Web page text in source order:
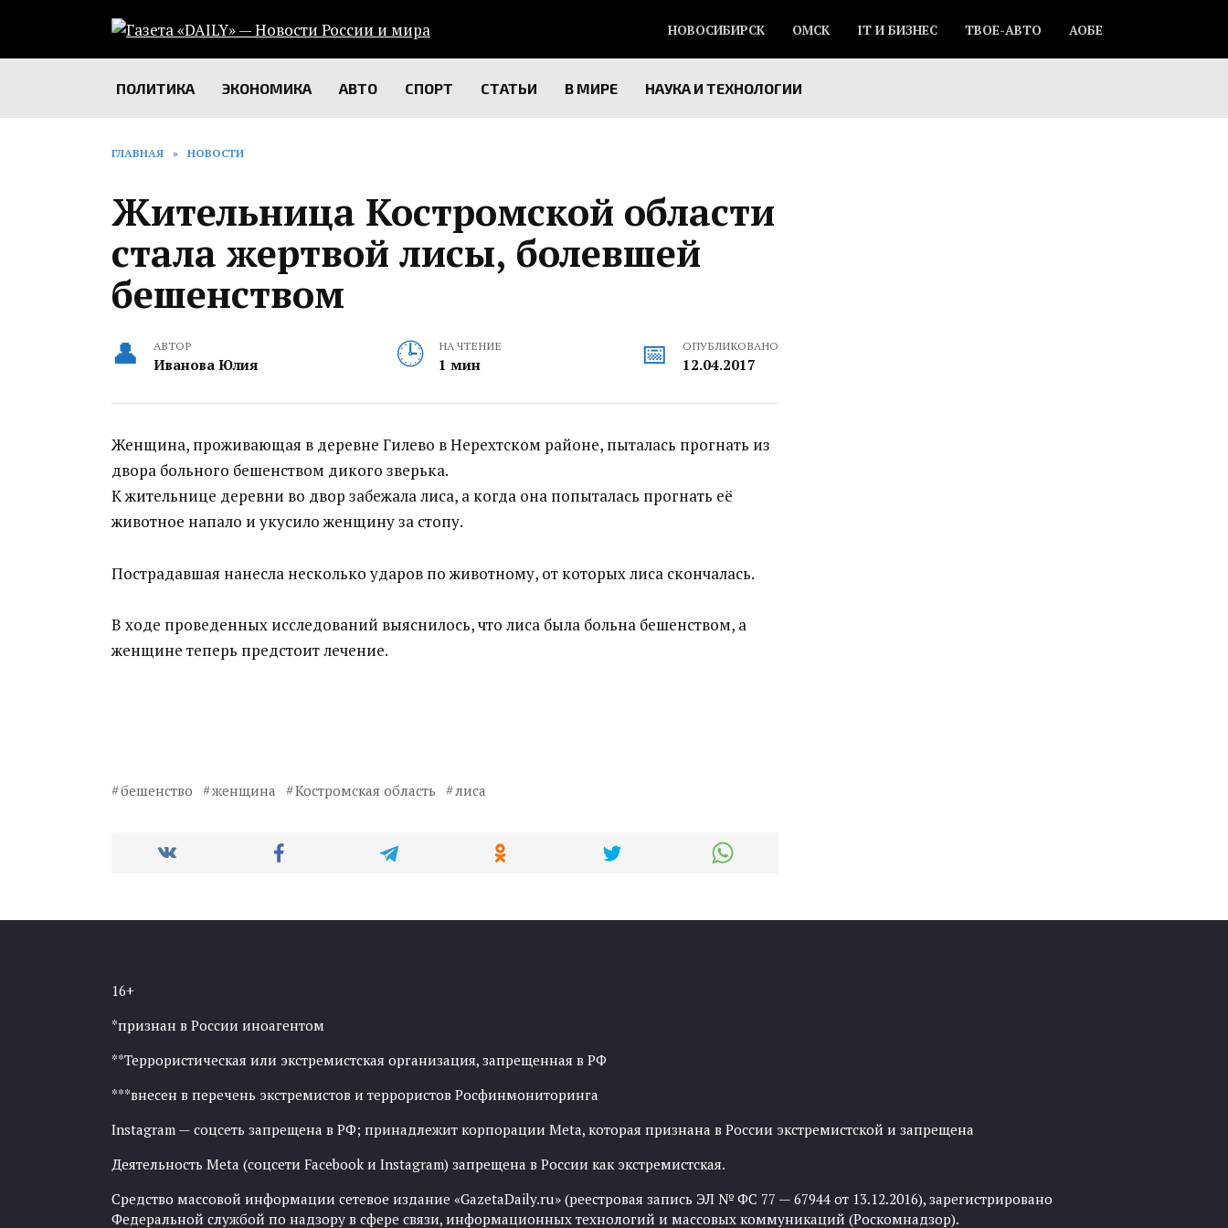
содержанию
НОВОСИБИРСК ОМСК IT И БИЗНЕС ТВОЕ-АВТО АОБЕ
ПОЛИТИКА ЭКОНОМИКА АВТО СПОРТ СТАТЬИ В МИРЕ НАУКА И ТЕХНОЛОГИИ
ГЛАВНАЯ » НОВОСТИ
Жительница Костромской области
стала жертвой лисы, болевшей
бешенством
АВТОР
Иванова Юлия
НА ЧТЕНИЕ
1 мин
ОПУБЛИКОВАНО
12.04.2017
Женщина, проживающая в деревне Гилево в Нерехтском районе, пыталась прогнать из
двора больного бешенством дикого зверька.
К жительнице деревни во двор забежала лиса, а когда она попыталась прогнать её
животное напало и укусило женщину за стопу.
Пострадавшая нанесла несколько ударов по животному, от которых лиса скончалась.
В ходе проведенных исследований выяснилось, что лиса была больна бешенством, а
женщине теперь предстоит лечение.
бешенство женщина Костромская область лиса
16+
*признан в России иноагентом
**Террористическая или экстремистская организация, запрещенная в РФ
***внесен в перечень экстремистов и террористов Росфинмониторинга
Instagram — соцсеть запрещена в РФ; принадлежит корпорации Meta, которая признана в России экстремистской и запрещена
Деятельность Meta (соцсети Facebook и Instagram) запрещена в России как экстремистская.
Средство массовой информации сетевое издание «GazetaDaily.ru» (реестровая запись ЭЛ № ФС 77 — 67944 от 13.12.2016), зарегистрировано
Федеральной службой по надзору в сфере связи, информационных технологий и массовых коммуникаций (Роскомнадзор).